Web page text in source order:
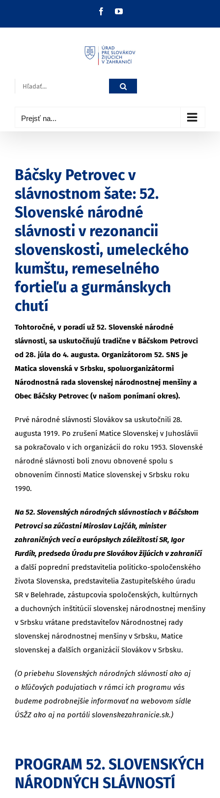
FacebookYouTube
Hľadať:
Prejsť na...
Báčsky Petrovec v
slávnostnom šate: 52.
Slovenské národné
slávnosti v rezonancii
slovenskosti, umeleckého
kumštu, remeselného
fortieľu a gurmánskych
chutí
Tohtoročné, v poradí už 52. Slovenské národné
slávnosti, sa uskutočňujú tradične v Báčskom Petrovci
od 28. júla do 4. augusta. Organizátorom 52. SNS je
Matica slovenská v Srbsku, spoluorganizátormi
Národnostná rada slovenskej národnostnej menšiny a
Obec Báčsky Petrovec (v našom ponímaní okres).
Prvé národné slávnosti Slovákov sa uskutočnili 28.
augusta 1919. Po zrušení Matice Slovenskej v Juhoslávii
sa pokračovalo v ich organizácii do roku 1953. Slovenské
národné slávnosti boli znovu obnovené spolu s
obnovením činnosti Matice slovenskej v Srbsku roku
1990.
Na 52. Slovenských národných slávnostiach v Báčskom
Petrovci sa zúčastní Miroslav Lajčák, minister
zahraničných vecí a európskych záležitostí SR, Igor
Furdík, predseda Úradu pre Slovákov žijúcich v zahraničí
a ďalší poprední predstavitelia politicko-spoločenského
života Slovenska, predstavitelia Zastupiteľského úradu
SR v Belehrade, zástupcovia spoločenských, kultúrnych
a duchovných inštitúcií slovenskej národnostnej menšiny
v Srbsku vrátane predstaviteľov Národnostnej rady
slovenskej národnostnej menšiny v Srbsku, Matice
slovenskej a ďalších organizácií Slovákov v Srbsku.
(O priebehu Slovenských národných slávností ako aj
o kľúčových podujatiach v rámci ich programu vás
budeme podrobnejšie informovať na webovom sídle
ÚSŽZ ako aj na portáli slovenskezahranicie.sk.)
PROGRAM 52. SLOVENSKÝCH
NÁRODNÝCH SLÁVNOSTÍ